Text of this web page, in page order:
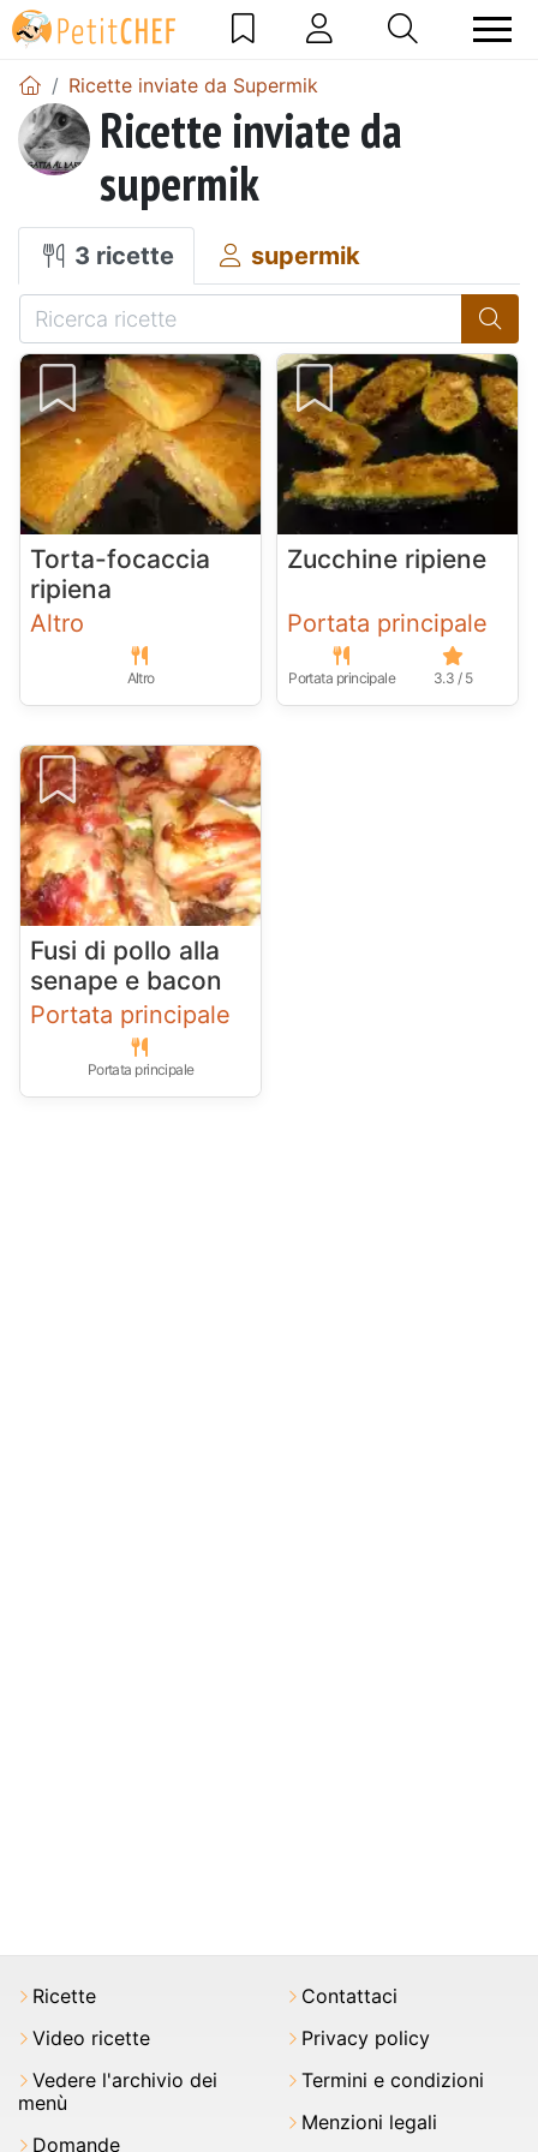
Ricette inviate da Supermik
Ricette inviate da
supermik
3 ricette supermik
Torta-focaccia
ripiena
Altro
Altro
Zucchine ripiene
Portata principale
Portata principale 3.3 / 5
Fusi di pollo alla
senape e bacon
Portata principale
Portata principale
Ricette
Video ricette
Vedere l'archivio dei
menù
Domande
Contattaci
Privacy policy
Termini e condizioni
Menzioni legali